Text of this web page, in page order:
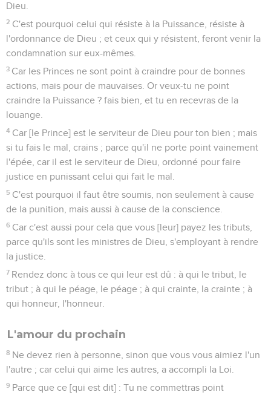
Dieu.
2 C'est pourquoi celui qui résiste à la Puissance, résiste à
l'ordonnance de Dieu ; et ceux qui y résistent, feront venir la
condamnation sur eux-mêmes.
3 Car les Princes ne sont point à craindre pour de bonnes
actions, mais pour de mauvaises. Or veux-tu ne point
craindre la Puissance ? fais bien, et tu en recevras de la
louange.
4 Car [le Prince] est le serviteur de Dieu pour ton bien ; mais
si tu fais le mal, crains ; parce qu'il ne porte point vainement
l'épée, car il est le serviteur de Dieu, ordonné pour faire
justice en punissant celui qui fait le mal.
5 C'est pourquoi il faut être soumis, non seulement à cause
de la punition, mais aussi à cause de la conscience.
6 Car c'est aussi pour cela que vous [leur] payez les tributs,
parce qu'ils sont les ministres de Dieu, s'employant à rendre
la justice.
7 Rendez donc à tous ce qui leur est dû : à qui le tribut, le
tribut ; à qui le péage, le péage ; à qui crainte, la crainte ; à
qui honneur, l'honneur.
L'amour du prochain
8 Ne devez rien à personne, sinon que vous vous aimiez l'un
l'autre ; car celui qui aime les autres, a accompli la Loi.
9 Parce que ce [qui est dit] : Tu ne commettras point